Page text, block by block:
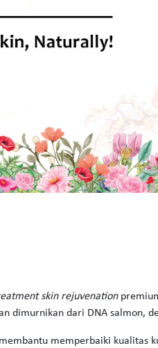
skin rejuvenation
dimurnikan dari DNA salmon,
memperbaiki kualitas